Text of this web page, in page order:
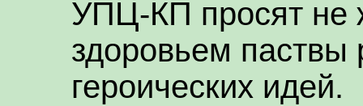
УПЦ-КП просят не
здоровьем
героических идей.